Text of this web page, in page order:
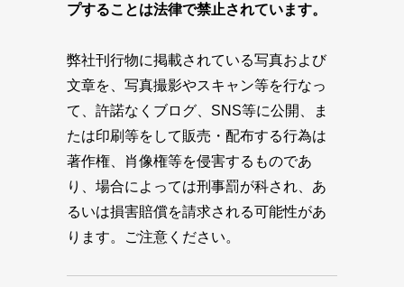
プすることは法律で禁止されています。
弊社刊行物に掲載されている写真および
文章を、写真撮影やスキャン等を行なっ
て、許諾なくブログ、SNS等に公開、ま
たは印刷等をして販売・配布する行為は
著作権、肖像権等を侵害するものであ
り、場合によっては刑事罰が科され、あ
るいは損害賠償を請求される可能性があ
ります。ご注意ください。